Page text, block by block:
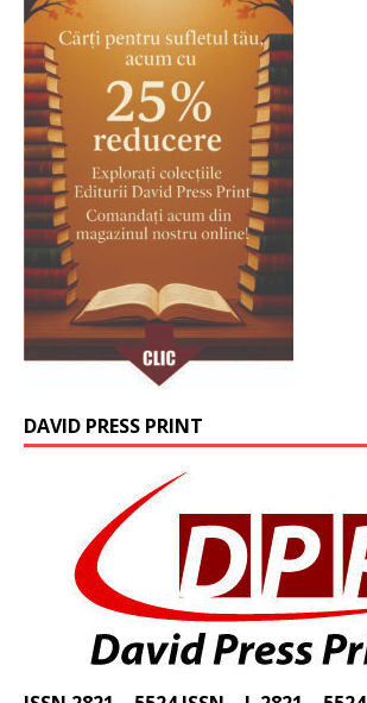
DAVID PRESS PRINT